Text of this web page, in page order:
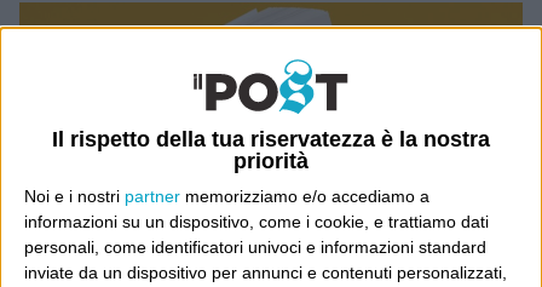
Il rispetto della tua riservatezza è la nostra
priorità
Noi e i nostri partner memorizziamo e/o accediamo a
informazioni su un dispositivo, come i cookie, e trattiamo dati
personali, come identificatori univoci e informazioni standard
inviate da un dispositivo per annunci e contenuti personalizzati,